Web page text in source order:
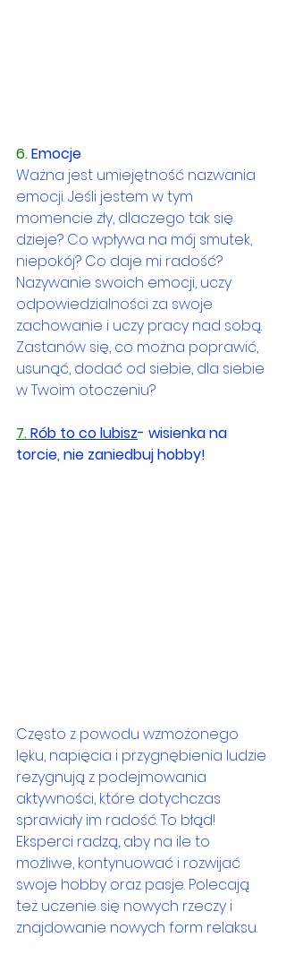
6. Emocje
Ważna jest umiejętność nazwania
emocji. Jeśli jestem w tym
momencie zły, dlaczego tak się
dzieje? Co wpływa na mój smutek,
niepokój? Co daje mi radość?
Nazywanie swoich emocji, uczy
odpowiedzialności za swoje
zachowanie i uczy pracy nad sobą.
Zastanów się, co można poprawić,
usunąć, dodać od siebie, dla siebie
w Twoim otoczeniu?
7. Rób to co lubisz- wisienka na
torcie, nie zaniedbuj hobby!
Często z powodu wzmożonego
lęku, napięcia i przygnębienia ludzie
rezygnują z podejmowania
aktywności, które dotychczas
sprawiały im radość. To błąd!
Eksperci radzą, aby na ile to
możliwe, kontynuować i rozwijać
swoje hobby oraz pasje. Polecają
też uczenie się nowych rzeczy i
znajdowanie nowych form relaksu.